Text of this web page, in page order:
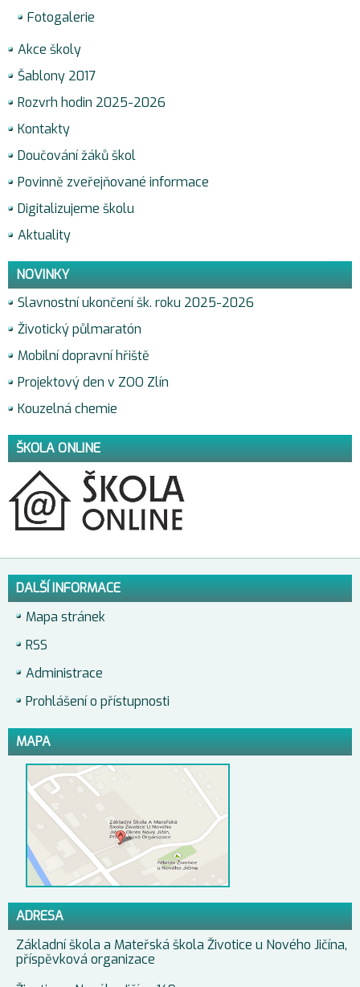
Fotogalerie
Akce školy
Šablony 2017
Rozvrh hodin 2025-2026
Kontakty
Doučování žáků škol
Povinně zveřejňované informace
Digitalizujeme školu
Aktuality
NOVINKY
Slavnostní ukončení šk. roku 2025-2026
Životický půlmaratón
Mobilní dopravní hřiště
Projektový den v ZOO Zlín
Kouzelná chemie
ŠKOLA ONLINE
DALŠÍ INFORMACE
Mapa stránek
RSS
Administrace
Prohlášení o přístupnosti
MAPA
ADRESA
Základní škola a Mateřská škola Životice u Nového Jičína,
příspěvková organizace